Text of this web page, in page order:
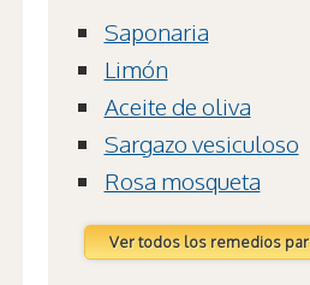
Saponaria
Limón
Aceite de oliva
Sargazo vesiculoso
Rosa mosqueta
Ver todos los remedios